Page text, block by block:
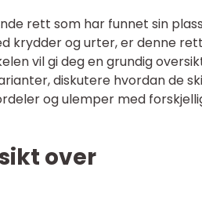
rett som har funnet sin
krydder og urter, er denne
vil gi deg en grundig
diskutere hvordan de
og ulemper med
over